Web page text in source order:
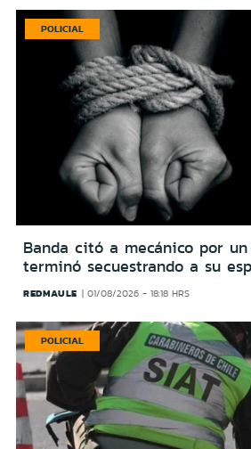
POLICIAL
Banda citó a mecánico por
terminó secuestrando a su
REDMAULE 01/08/2026 - 18:18 HRS
POLICIAL